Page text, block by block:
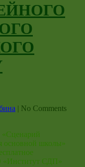
| No Comments
«Сценарий
основной школы»
СДП»